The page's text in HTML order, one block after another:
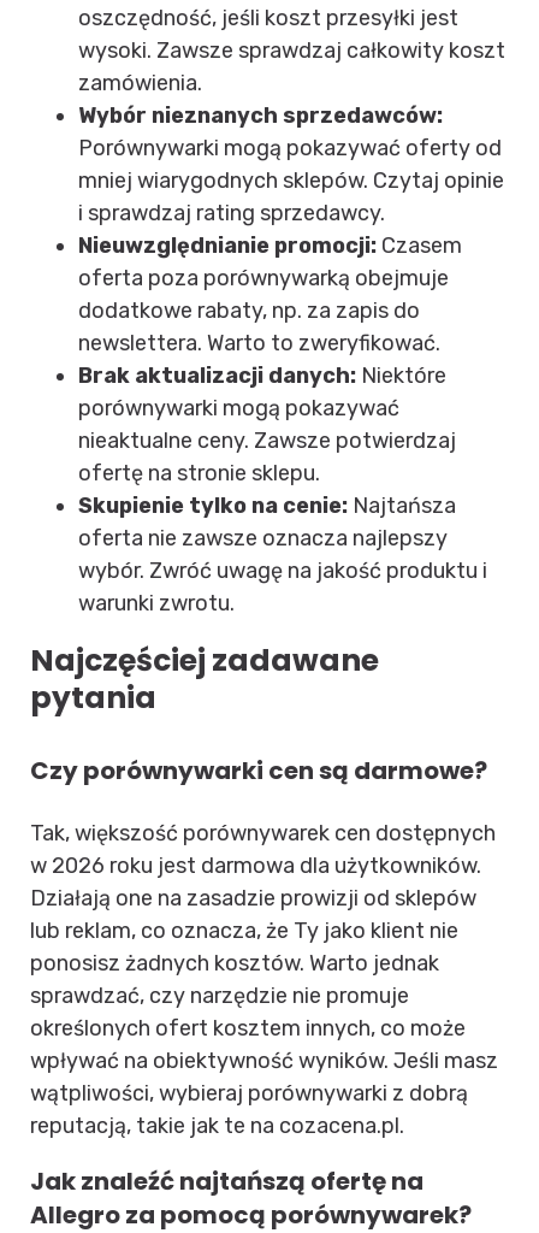
oszczędność, jeśli koszt przesyłki jest
wysoki. Zawsze sprawdzaj całkowity koszt
zamówienia.
Wybór nieznanych sprzedawców:
Porównywarki mogą pokazywać oferty od
mniej wiarygodnych sklepów. Czytaj opinie
i sprawdzaj rating sprzedawcy.
Nieuwzględnianie promocji: Czasem
oferta poza porównywarką obejmuje
dodatkowe rabaty, np. za zapis do
newslettera. Warto to zweryfikować.
Brak aktualizacji danych: Niektóre
porównywarki mogą pokazywać
nieaktualne ceny. Zawsze potwierdzaj
ofertę na stronie sklepu.
Skupienie tylko na cenie: Najtańsza
oferta nie zawsze oznacza najlepszy
wybór. Zwróć uwagę na jakość produktu i
warunki zwrotu.
Najczęściej zadawane
pytania
Czy porównywarki cen są darmowe?
Tak, większość porównywarek cen dostępnych
w 2026 roku jest darmowa dla użytkowników.
Działają one na zasadzie prowizji od sklepów
lub reklam, co oznacza, że Ty jako klient nie
ponosisz żadnych kosztów. Warto jednak
sprawdzać, czy narzędzie nie promuje
określonych ofert kosztem innych, co może
wpływać na obiektywność wyników. Jeśli masz
wątpliwości, wybieraj porównywarki z dobrą
reputacją, takie jak te na cozacena.pl.
Jak znaleźć najtańszą ofertę na
Allegro za pomocą porównywarek?